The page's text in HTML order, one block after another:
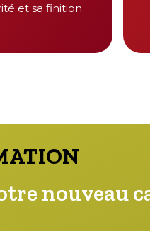
et sa finition.
nouveau